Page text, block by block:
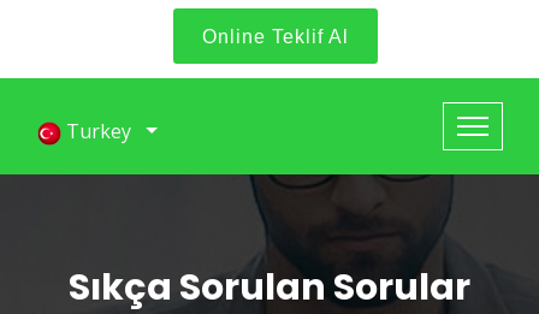
Online Teklif Al
Turkey
Sıkça Sorulan Sorular